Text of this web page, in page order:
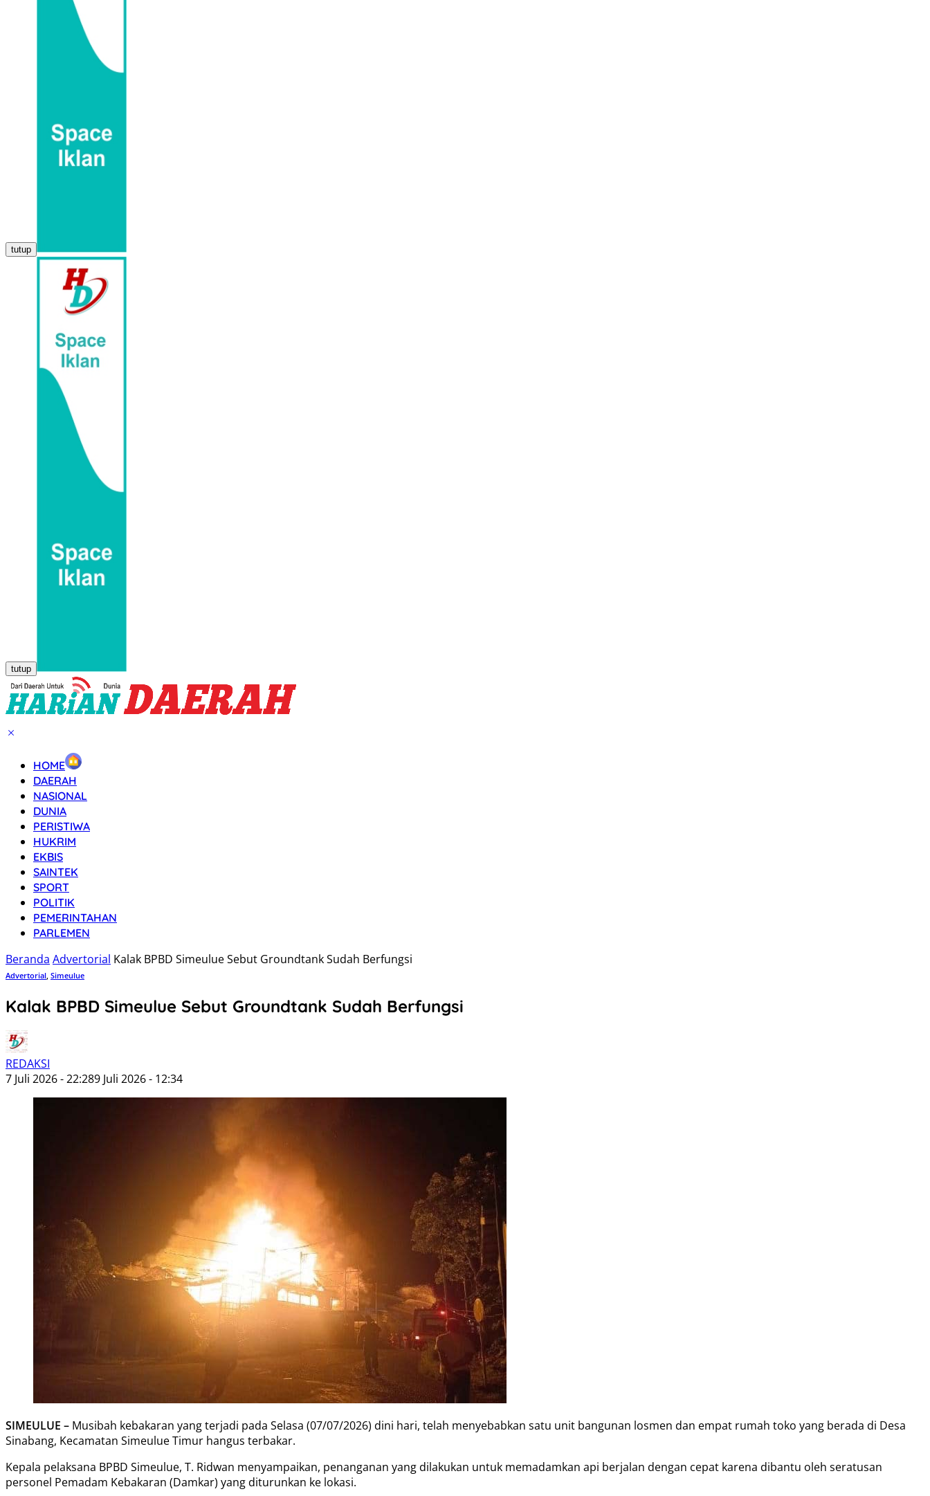
tutup
tutup
HOME
DAERAH
NASIONAL
DUNIA
PERISTIWA
HUKRIM
EKBIS
SAINTEK
SPORT
POLITIK
PEMERINTAHAN
PARLEMEN
Beranda Advertorial Kalak BPBD Simeulue Sebut Groundtank Sudah Berfungsi
Advertorial, Simeulue
Kalak BPBD Simeulue Sebut Groundtank Sudah Berfungsi
REDAKSI
7 Juli 2026 - 22:289 Juli 2026 - 12:34
SIMEULUE – Musibah kebakaran yang terjadi pada Selasa (07/07/2026) dini hari, telah menyebabkan satu unit bangunan losmen dan empat rumah toko yang berada di Desa
Sinabang, Kecamatan Simeulue Timur hangus terbakar.
Kepala pelaksana BPBD Simeulue, T. Ridwan menyampaikan, penanganan yang dilakukan untuk memadamkan api berjalan dengan cepat karena dibantu oleh seratusan
personel Pemadam Kebakaran (Damkar) yang diturunkan ke lokasi.